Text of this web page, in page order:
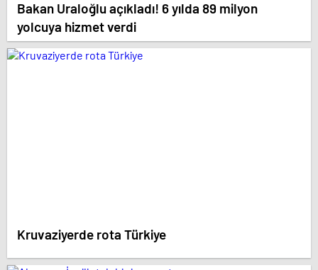
Bakan Uraloğlu açıkladı! 6 yılda 89 milyon
yolcuya hizmet verdi
Kruvaziyerde rota Türkiye